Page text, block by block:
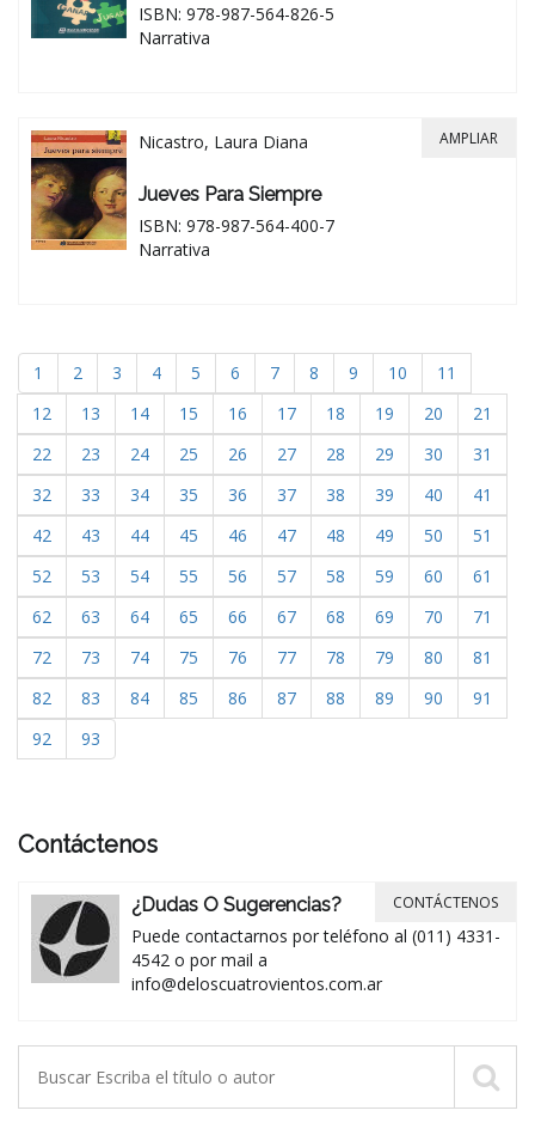
ISBN: 978-987-564-826-5
Narrativa
Nicastro, Laura Diana
Jueves Para Siempre
ISBN: 978-987-564-400-7
Narrativa
AMPLIAR
1 2 3 4 5 6 7 8 9 10
11
12
13 14 15 16 17 18 19 20
21
22
23 24 25 26 27 28 29 30
31
32
33 34 35 36 37 38 39 40
41
42
43 44 45 46 47 48 49 50
51
52
53 54 55 56 57 58 59 60
61
62
63 64 65 66 67 68 69 70
71
72
73 74 75 76 77 78 79 80
81
82
83 84 85 86 87 88 89 90
91
92
93
Contáctenos
¿Dudas O Sugerencias?
Puede contactarnos por teléfono al (011) 4331-
4542 o por mail a
info@deloscuatrovientos.com.ar
CONTÁCTENOS